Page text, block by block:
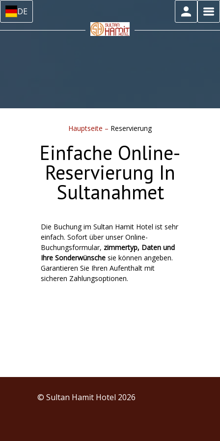
DE
Hauptseite – Reservierung
Einfache Online-
Reservierung In
Sultanahmet
Die Buchung im Sultan Hamit Hotel ist sehr
einfach. Sofort über unser Online-
Buchungsformular, zimmertyp, Daten und
Ihre Sonderwünsche sie können angeben.
Garantieren Sie Ihren Aufenthalt mit
sicheren Zahlungsoptionen.
© Sultan Hamit Hotel 2026